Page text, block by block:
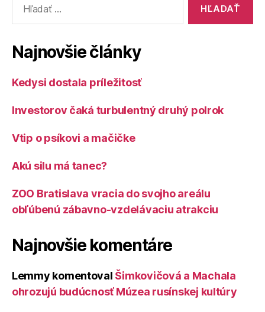
Najnovšie články
Kedysi dostala príležitosť
Investorov čaká turbulentný druhý polrok
Vtip o psíkovi a mačičke
Akú silu má tanec?
ZOO Bratislava vracia do svojho areálu
obľúbenú zábavno-vzdelávaciu atrakciu
Najnovšie komentáre
Lemmy komentoval Šimkovičová a Machala
ohrozujú budúcnosť Múzea rusínskej kultúry